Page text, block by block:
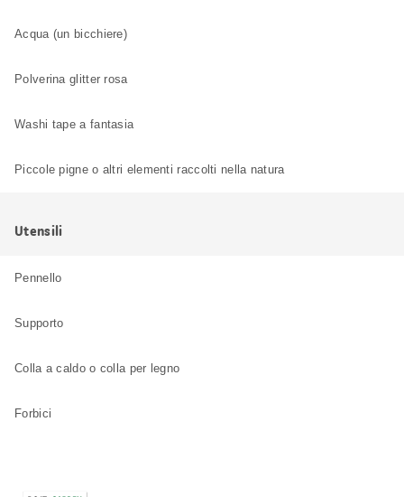
Acqua (un bicchiere)
Polverina glitter rosa
Washi tape a fantasia
Piccole pigne o altri elementi raccolti nella natura
Utensili
Pennello
Supporto
Colla a caldo o colla per legno
Forbici